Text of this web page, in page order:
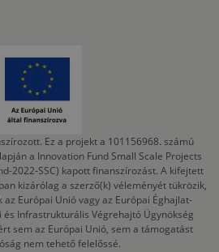
Ez a projekt a 101156968. számú
a Innovation Fund Small Scale Projects
2022-SSC) kapott finanszírozást. A kifejtett
kizárólag a szerző(k) véleményét tükrözik,
Európai Unió vagy az Európai Éghajlat-
Infrastrukturális Végrehajtó Ügynökség
sem az Európai Unió, sem a támogatást
nem tehető felelőssé.